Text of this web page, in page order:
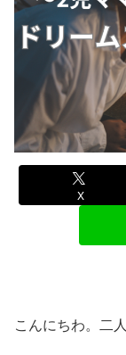
X
こんにちわ。二